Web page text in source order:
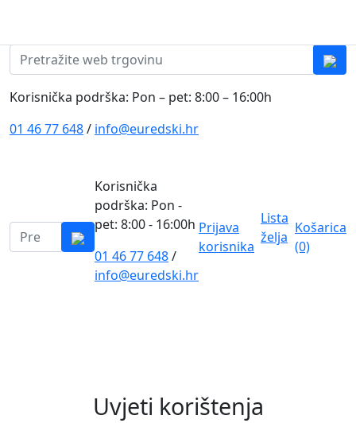
Pretraži:
Korisnička podrška: Pon – pet: 8:00 – 16:00h
01 46 77 648/ info@euredski.hr
Pretraži:
Korisnička
podrška: Pon -
pet: 8:00 - 16:00h
01 46 77 648/
info@euredski.hr
Prijava
korisnika
Lista
želja
Košarica
(0)
Uvjeti korištenja